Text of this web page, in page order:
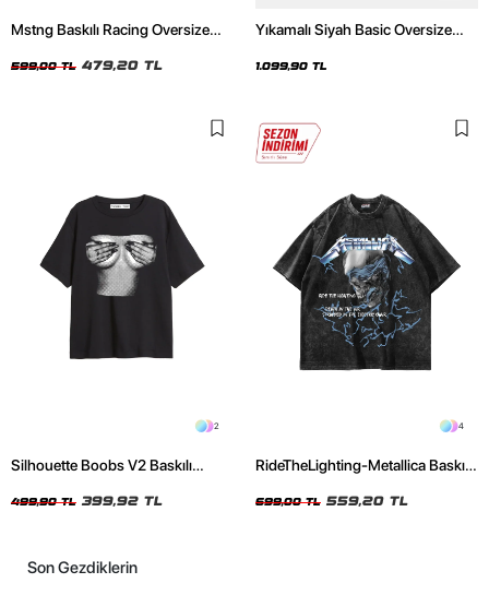
Mstng Baskılı Racing Oversize
599,00 TL 479,20 TL
Yıkamalı Siyah Basic Oversize
1.099,90 TL
2
Silhouette Boobs V2 Baskılı
499,90 TL 399,92 TL
4
RideTheLighting-Metallica Baskılı
Tshirt
699,00 TL 559,20 TL
Son Gezdiklerin